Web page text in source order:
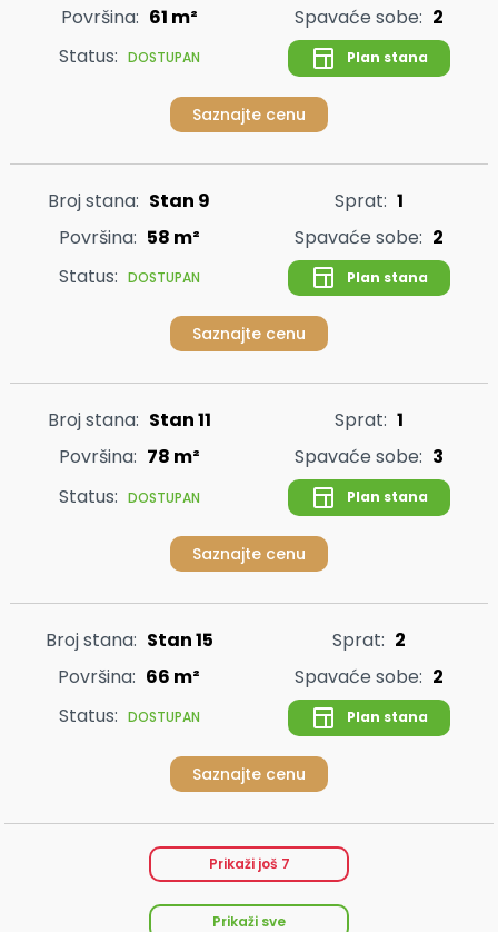
Površina: 61 m² Spavaće sobe: 2
Status: DOSTUPAN Plan stana
Saznajte cenu
Broj stana: Stan 9 Sprat: 1
Površina: 58 m² Spavaće sobe: 2
Status: DOSTUPAN Plan stana
Saznajte cenu
Broj stana: Stan 11 Sprat: 1
Površina: 78 m² Spavaće sobe: 3
Status: DOSTUPAN Plan stana
Saznajte cenu
Broj stana: Stan 15 Sprat: 2
Površina: 66 m² Spavaće sobe: 2
Status: DOSTUPAN Plan stana
Saznajte cenu
Prikaži još 7
Prikaži sve